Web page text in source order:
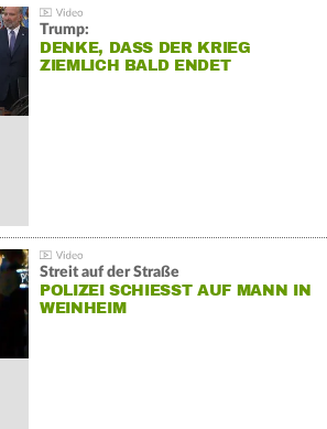
Trump:
DENKE, DASS DER KRIEG
ZIEMLICH BALD ENDET
Streit auf der Straße
POLIZEI SCHIESST AUF MANN IN W
EINHEIM